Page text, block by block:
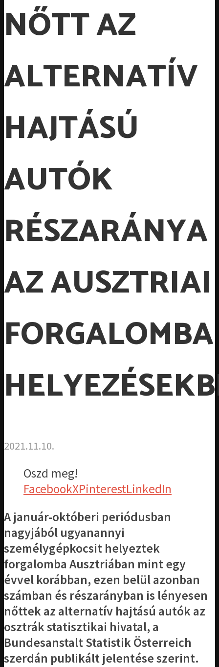
NŐTT AZ
ALTERNATÍV
HAJTÁSÚ
AUTÓK
RÉSZARÁNYA
AZ AUSZTRIAI
FORGALOMBA
2021.11.10.
Oszd meg!
FacebookXPinterestLinkedIn
A január-októberi periódusban
nagyjából ugyanannyi
személygépkocsit helyeztek
forgalomba Ausztriában mint egy
évvel korábban, ezen belül azonban
számban és részarányban is lényesen
nőttek az alternatív hajtású autók az
osztrák statisztikai hivatal, a
Bundesanstalt Statistik Österreich
szerdán publikált jelentése szerint.